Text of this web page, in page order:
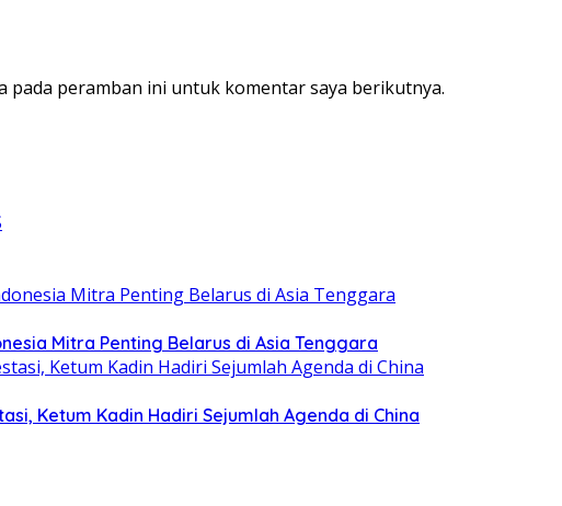
pada peramban ini untuk komentar saya berikutnya.
Mitra Penting Belarus di Asia Tenggara
Ketum Kadin Hadiri Sejumlah Agenda di China